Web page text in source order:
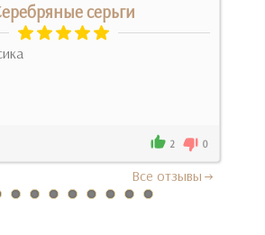
серьги
2 0
Все отзывы